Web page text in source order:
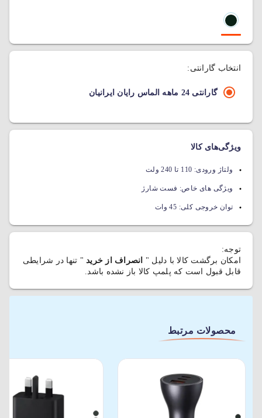
انتخاب گارانتی:
گارانتی 24 ماهه الماس رایان ایرانیان
ویژگی‌های کالا
ولتاژ ورودی: 110 تا 240 ولت
ویژگی های خاص: فست شارژ
توان خروجی کلی: 45 وات
توجه:
امکان برگشت کالا با دلیل "
انصراف از خرید " تنها در شرایطی
قابل قبول است که پلمپ کالا باز نشده باشد.
محصولات مرتبط